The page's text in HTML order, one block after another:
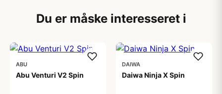
Du er måske interesseret i
ABU
Abu Venturi V2 Spin
DAIWA
Daiwa Ninja X Spin